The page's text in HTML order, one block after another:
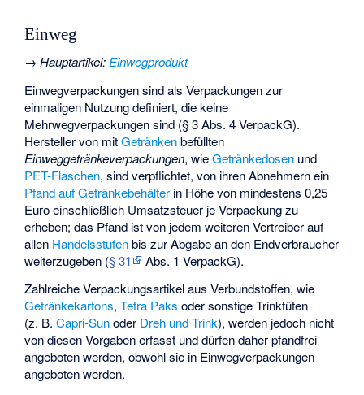
Einweg
→Hauptartikel: Einwegprodukt
Einwegverpackungen sind als Verpackungen zur
einmaligen Nutzung definiert, die keine
Mehrwegverpackungen sind (§ 3 Abs. 4 VerpackG).
Hersteller von mitGetränkenbefüllten
Einweggetränkeverpackungen, wieGetränkedosen und
PET-Flaschen, sind verpflichtet, von ihren Abnehmern ein
Pfand auf Getränkebehälter in Höhe von mindestens 0,25
Euro einschließlich Umsatzsteuer je Verpackung zu
erheben; das Pfand ist von jedem weiteren Vertreiber auf
allen Handelsstufenbis zur Abgabe an den Endverbraucher
weiterzugeben (§ 31
Abs. 1 VerpackG).
Zahlreiche Verpackungsartikel aus Verbundstoffen, wie
Getränkekartons,Tetra Paks oder sonstige Trinktüten
(z. B.Capri-Sunoder Dreh und Trink), werden jedoch nicht
von diesen Vorgaben erfasst und dürfen daher pfandfrei
angeboten werden, obwohl sie in Einwegverpackungen
angeboten werden.